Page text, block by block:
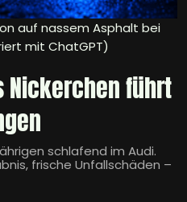
auf nassem Asphalt bei
mit ChatGPT)
führt
schlafend im Audi.
frische Unfallschäden –